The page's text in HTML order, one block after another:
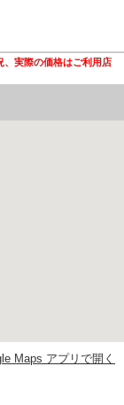
実際の価格はご利用店
Maps アプリで開く